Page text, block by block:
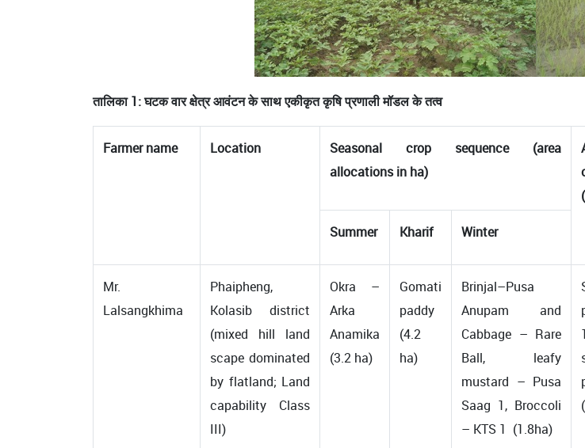
तालिका 1: घटक वार क्षेत्र आवंटन के साथ एकीकृत कृषि प्रणाली मॉडल के तत्व
Farmer name Location
Seasonal crop sequence (area
allocations in ha)
Summer Kharif Winter
Mr.
Lalsangkhima
Phaipheng,
Kolasib district
(mixed hill land
scape dominated
by flatland; Land
capability Class
III)
Okra –
Arka
Anamika
(3.2 ha)
Gomati
paddy
(4.2
ha)
Brinjal–Pusa
Anupam and
Cabbage – Rare
Ball, leafy
mustard – Pusa
Saag 1, Broccoli
– KTS 1 (1.8ha)